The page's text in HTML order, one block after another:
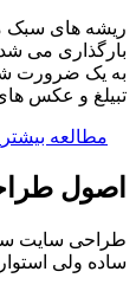
بارگذاری می
به یک ضرورت
تبیلغ و عکس
مطالعه بیشتر
اصول
طراحی سایت
ساده ولی